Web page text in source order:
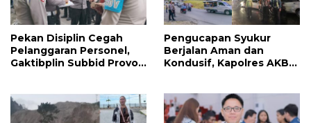
Pekan Disiplin Cegah
Pelanggaran Personel,
Gaktibplin Subbid Provos
Pengucapan Syukur
Berjalan Aman dan
Kondusif, Kapolres AKBP
Mitra